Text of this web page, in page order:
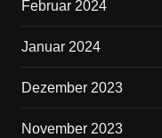
Februar 2024
Januar 2024
Dezember 2023
November 2023